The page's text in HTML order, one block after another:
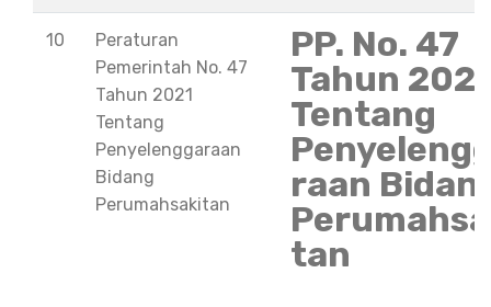
10
Peraturan
Pemerintah No. 47
Tahun 2021
Tentang
Penyelenggaraan
Bidang
Perumahsakitan
PP. No. 47
Tahun
Tentang
raan
tan